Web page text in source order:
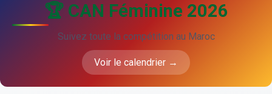
🏆 CAN Féminine 2026
Suivez toute la compétition au Maroc
Voir le calendrier →